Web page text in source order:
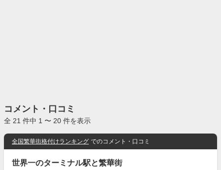
コメント・口コミ
全 21 件中 1 〜 20 件を表示
全国繁華街格付けランキング でのコメント・口コミ
世界一のターミナル駅と繁華街